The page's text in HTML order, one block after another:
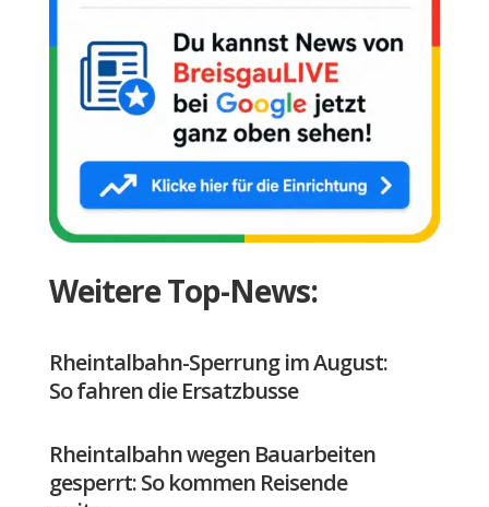
Weitere Top-News:
Rheintalbahn-Sperrung im August:
So fahren die Ersatzbusse
Rheintalbahn wegen Bauarbeiten
gesperrt: So kommen Reisende